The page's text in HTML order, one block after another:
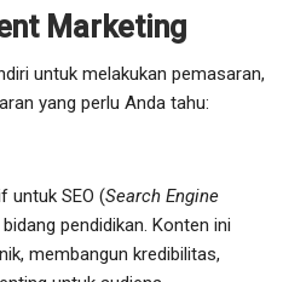
Marketing
untuk melakukan pemasaran,
yang perlu Anda tahu:
untuk SEO (Search Engine
bidang pendidikan. Konten ini
membangun kredibilitas,